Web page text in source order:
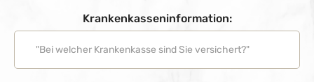
Krankenkasseninformation: